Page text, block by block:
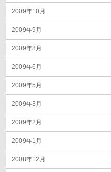
2009年10月
2009年9月
2009年8月
2009年6月
2009年5月
2009年3月
2009年2月
2009年1月
2008年12月